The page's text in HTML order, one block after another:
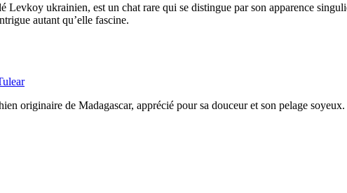
Levkoy ukrainien, est un chat rare qui se distingue par son apparence
autant qu’elle fascine.
originaire de Madagascar, apprécié pour sa douceur et son pelage